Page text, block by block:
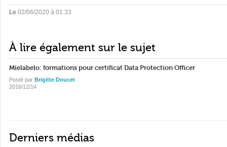
Le 02/06/2020 à 01:33
À lire également sur le sujet
Mielabelo: formations pour certificat Data Protection Officer
Posté par Brigitte Doucet
2016/12/14
Derniers médias